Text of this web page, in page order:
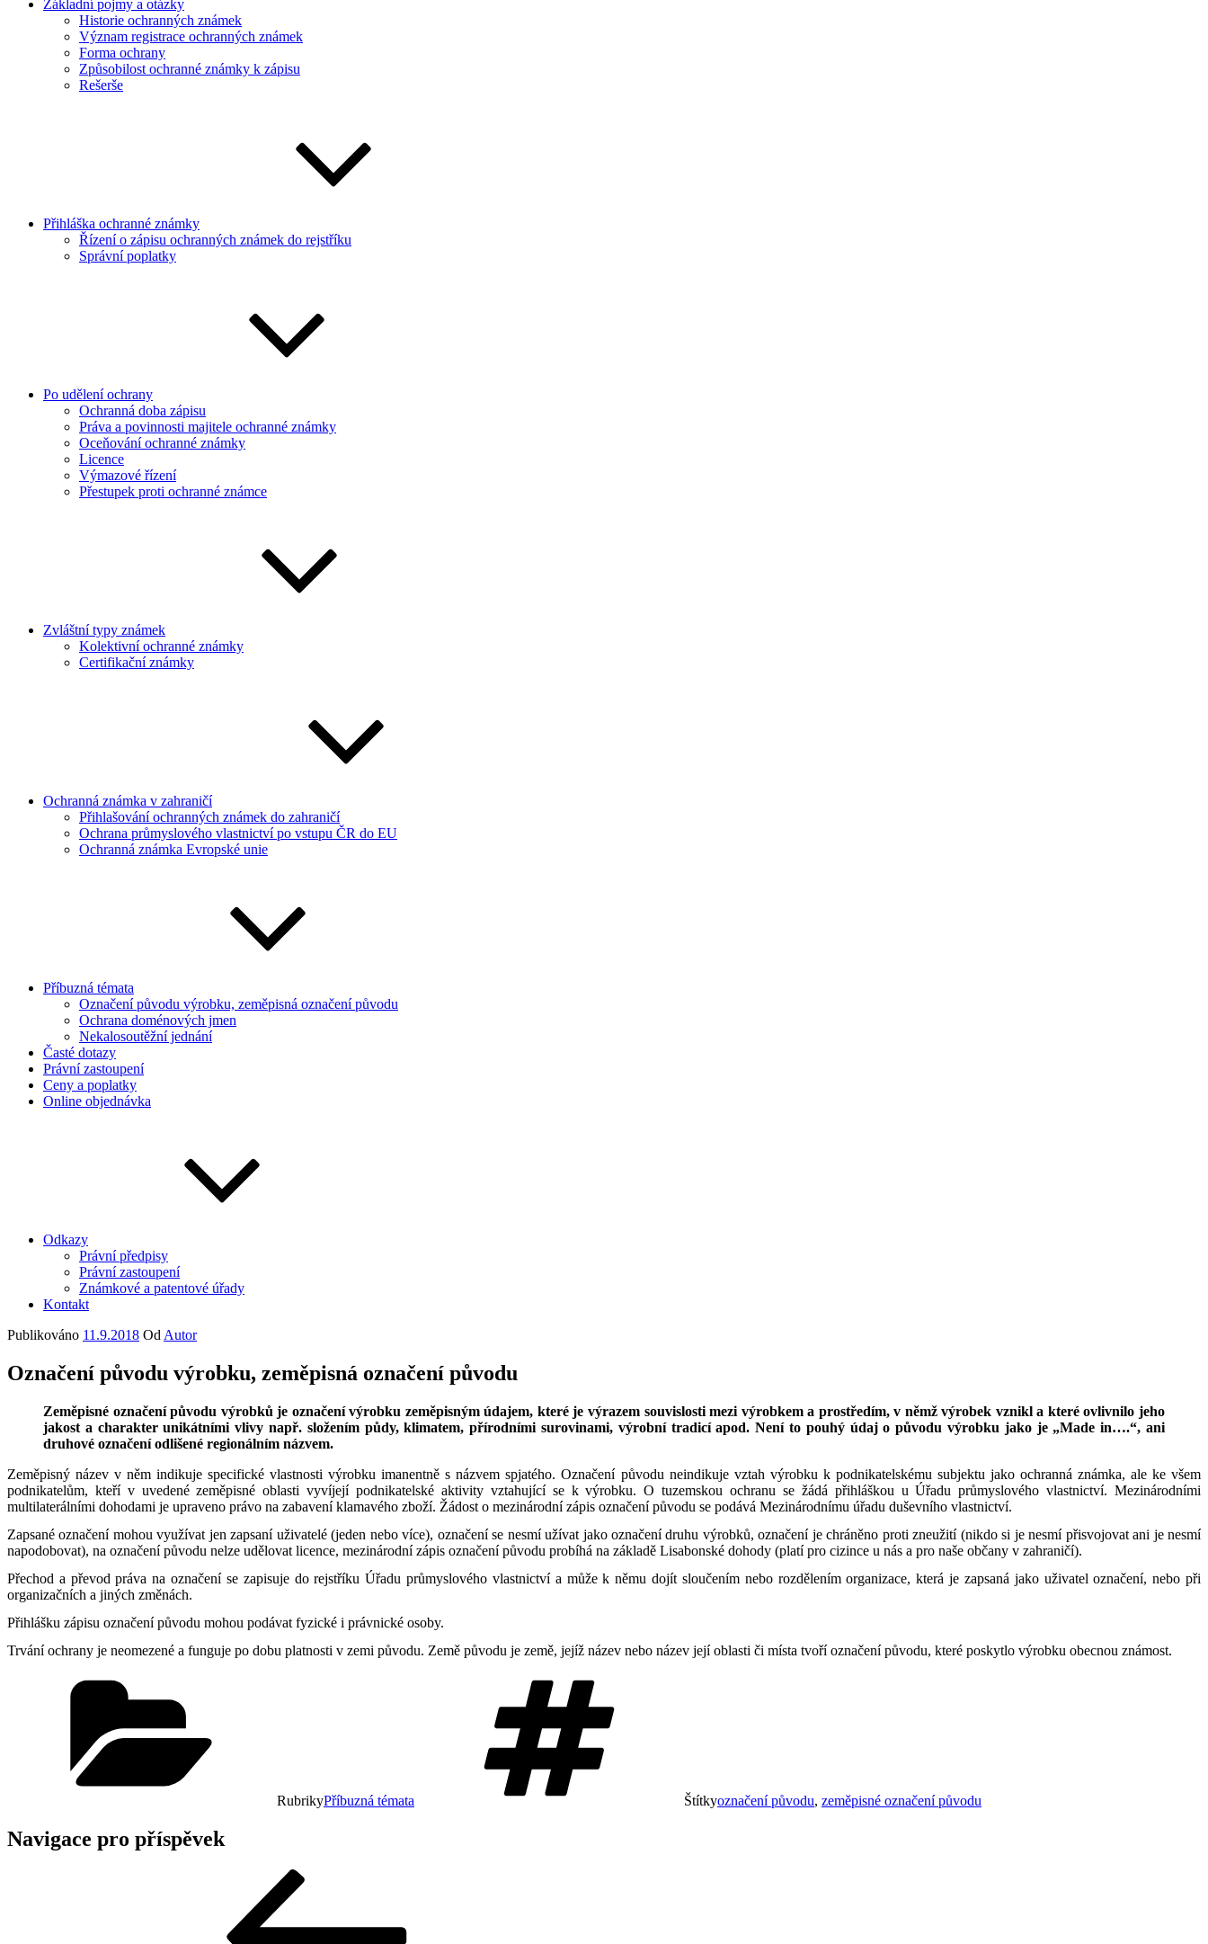
Základní pojmy a otázky
Historie ochranných známek
Význam registrace ochranných známek
Forma ochrany
Způsobilost ochranné známky k zápisu
Rešerše
Přihláška ochranné známky
Řízení o zápisu ochranných známek do rejstříku
Správní poplatky
Po udělení ochrany
Ochranná doba zápisu
Práva a povinnosti majitele ochranné známky
Oceňování ochranné známky
Licence
Výmazové řízení
Přestupek proti ochranné známce
Zvláštní typy známek
Kolektivní ochranné známky
Certifikační známky
Ochranná známka v zahraničí
Přihlašování ochranných známek do zahraničí
Ochrana průmyslového vlastnictví po vstupu ČR do EU
Ochranná známka Evropské unie
Příbuzná témata
Označení původu výrobku, zeměpisná označení původu
Ochrana doménových jmen
Nekalosoutěžní jednání
Časté dotazy
Právní zastoupení
Ceny a poplatky
Online objednávka
Odkazy
Právní předpisy
Právní zastoupení
Známkové a patentové úřady
Kontakt
Publikováno 11.9.2018 Od Autor
Označení původu výrobku, zeměpisná označení původu
Zeměpisné označení původu výrobků je označení výrobku zeměpisným údajem, které je výrazem souvislosti mezi výrobkem a prostředím, v němž výrobek vznikl a které ovlivnilo jeho
jakost a charakter unikátními vlivy např. složením půdy, klimatem, přírodními surovinami, výrobní tradicí apod. Není to pouhý údaj o původu výrobku jako je „Made in….“, ani
druhové označení odlišené regionálním názvem.
Zeměpisný název v něm indikuje specifické vlastnosti výrobku imanentně s názvem spjatého. Označení původu neindikuje vztah výrobku k podnikatelskému subjektu jako ochranná známka, ale ke všem
podnikatelům, kteří v uvedené zeměpisné oblasti vyvíjejí podnikatelské aktivity vztahující se k výrobku. O tuzemskou ochranu se žádá přihláškou u Úřadu průmyslového vlastnictví. Mezinárodními
multilaterálními dohodami je upraveno právo na zabavení klamavého zboží. Žádost o mezinárodní zápis označení původu se podává Mezinárodnímu úřadu duševního vlastnictví.
Zapsané označení mohou využívat jen zapsaní uživatelé (jeden nebo více), označení se nesmí užívat jako označení druhu výrobků, označení je chráněno proti zneužití (nikdo si je nesmí přisvojovat ani je nesmí
napodobovat), na označení původu nelze udělovat licence, mezinárodní zápis označení původu probíhá na základě Lisabonské dohody (platí pro cizince u nás a pro naše občany v zahraničí).
Přechod a převod práva na označení se zapisuje do rejstříku Úřadu průmyslového vlastnictví a může k němu dojít sloučením nebo rozdělením organizace, která je zapsaná jako uživatel označení, nebo při
organizačních a jiných změnách.
Přihlášku zápisu označení původu mohou podávat fyzické i právnické osoby.
Trvání ochrany je neomezené a funguje po dobu platnosti v zemi původu. Země původu je země, jejíž název nebo název její oblasti či místa tvoří označení původu, které poskytlo výrobku obecnou známost.
RubrikyPříbuzná témata Štítkyoznačení původu, zeměpisné označení původu
Navigace pro příspěvek